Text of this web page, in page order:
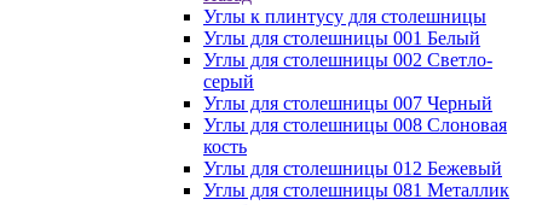
Углы к плинтусу для столешницы
Углы для столешницы 001 Белый
Углы для столешницы 002 Светло-
серый
Углы для столешницы 007 Черный
Углы для столешницы 008 Слоновая
кость
Углы для столешницы 012 Бежевый
Углы для столешницы 081 Металлик